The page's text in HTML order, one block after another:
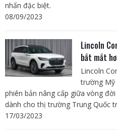
nhấn đặc biệt.
08/09/2023
Lincoln
bắt mắt
Lincoln
trường Mỹ
phiên bản nâng cấp giữa vòng
dành cho thị trường Trung Quốc
17/03/2023